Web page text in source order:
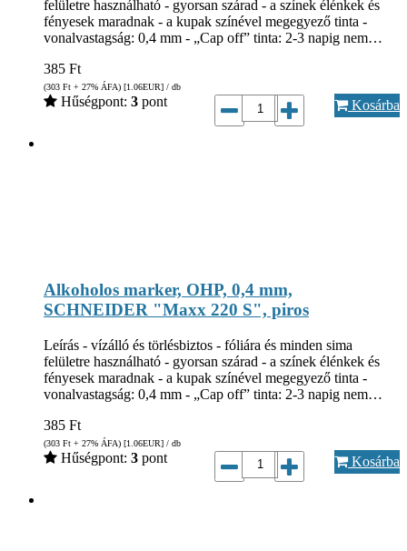
felületre használható - gyorsan szárad - a színek élénkek és
fényesek maradnak - a kupak színével megegyező tinta -
vonalvastagság: 0,4 mm - „Cap off” tinta: 2-3 napig nem…
385 Ft
(303 Ft + 27% ÁFA) [1.06EUR] / db
Hűségpont: 3 pont Kosárba
Alkoholos marker, OHP, 0,4 mm,
SCHNEIDER "Maxx 220 S", piros
Leírás - vízálló és törlésbiztos - fóliára és minden sima
felületre használható - gyorsan szárad - a színek élénkek és
fényesek maradnak - a kupak színével megegyező tinta -
vonalvastagság: 0,4 mm - „Cap off” tinta: 2-3 napig nem…
385 Ft
(303 Ft + 27% ÁFA) [1.06EUR] / db
Hűségpont: 3 pont Kosárba